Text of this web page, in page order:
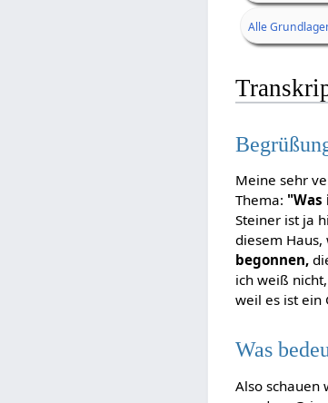
Alle
Meine sehr
Thema:
Steiner ist ja
diesem
begonnen,
ich weiß
weil es ist ein
Was
Also schauen